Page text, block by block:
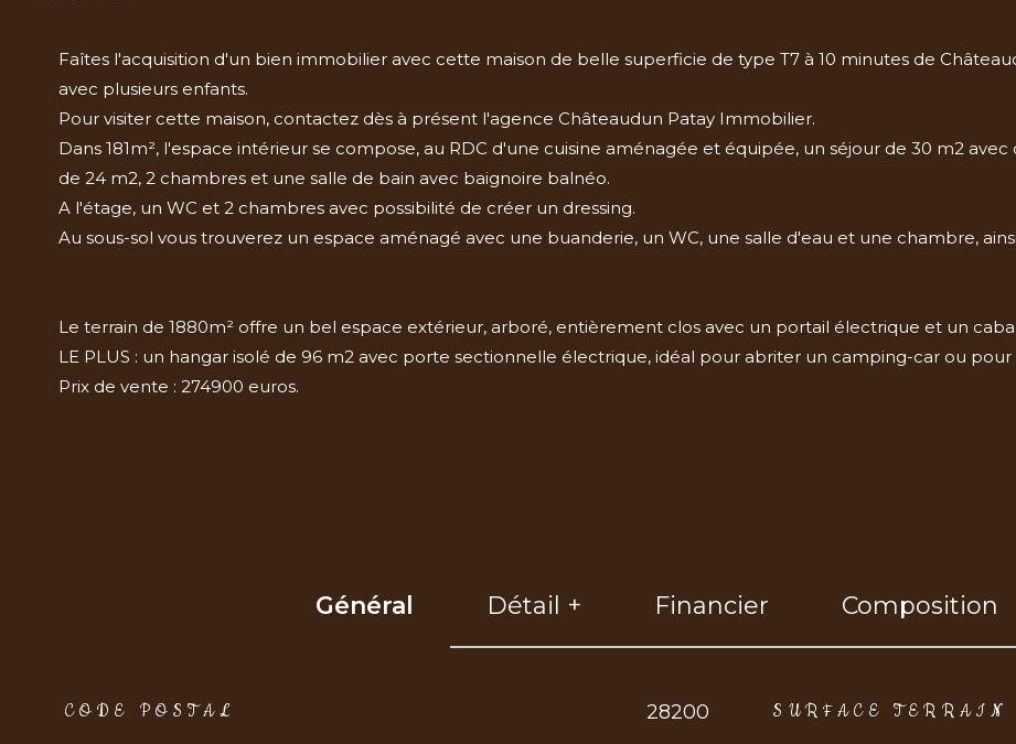
Faîtes l'acquisition d'un bien immobilier avec cette maison de belle superficie de type T7 à 10 minutes de
avec plusieurs enfants.
Pour visiter cette maison, contactez dès à présent l'agence Châteaudun Patay Immobilier.
Dans 181m², l'espace intérieur se compose, au RDC d'une cuisine aménagée et équipée, un séjour de 30 m2
de 24 m2, 2 chambres et une salle de bain avec baignoire balnéo.
A l'étage, un WC et 2 chambres avec possibilité de créer un dressing.
Au sous-sol vous trouverez un espace aménagé avec une buanderie, un WC, une salle d'eau et une chambre,
Le terrain de 1880m² offre un bel espace extérieur, arboré, entièrement clos avec un portail électrique et un
LE PLUS : un hangar isolé de 96 m2 avec porte sectionnelle électrique, idéal pour abriter un camping-car ou
Prix de vente : 274900 euros.
Général Détail + Financier Composition
TRAD_ZEPHYR_Caracteristique
CODE POSTAL 28200 SURFACE TERRAIN